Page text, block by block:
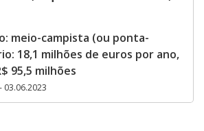
meio-campista (ou ponta-
18,1 milhões de euros por ano,
95,5 milhões
03.06.2023